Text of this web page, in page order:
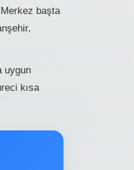
başta
uygun
kısa